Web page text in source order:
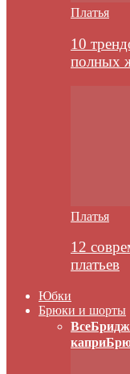
Платья
10
полных
Платья
12
платьев
Юбки
Брюки и шорты
Все
капри